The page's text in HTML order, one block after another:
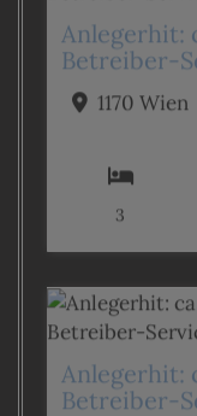
Anlegerhit:
Betreiber-
1170 Wien
3
Anlegerhit:
Betreiber-